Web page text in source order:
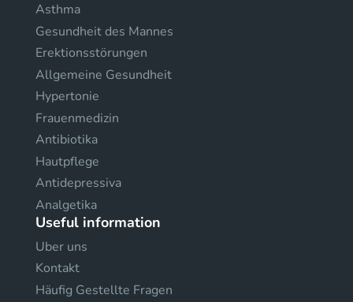
Asthma
Gesundheit des Mannes
Erektionsstörungen
Allgemeine Gesundheit
Hypertonie
Frauenmedizin
Antibiotika
Hautpflege
Antidepressiva
Analgetika
Useful information
Uber uns
Kontakt
Häufig Gestellte Fragen